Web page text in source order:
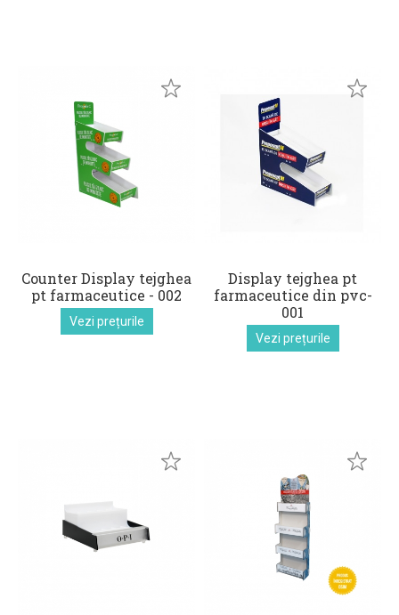
Counter Display tejghea
pt farmaceutice - 002
Vezi prețurile
Display tejghea pt
farmaceutice din pvc-
001
Vezi prețurile